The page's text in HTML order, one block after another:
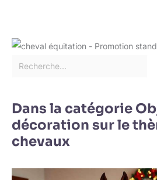
Dans la catégorie
décoration sur le
chevaux